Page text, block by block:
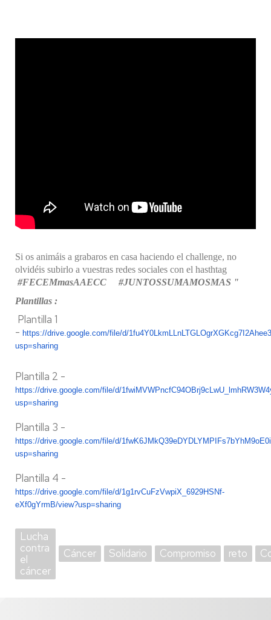
Si os animáis a grabaros en casa haciendo el challenge, no
olvidéis subirlo a vuestras redes sociales con el hasthtag
#FECEMmasAAECC #JUNTOSSUMAMOSMAS "
Plantillas :
Plantilla 1
- https://drive.google.com/file/d/
usp=sharing
Plantilla 2 -
https://drive.google.com/file/d/
usp=sharing
Plantilla 3 -
https://drive.google.com/file/d/
usp=sharing
Plantilla 4 -
https://drive.google.com/file/d/1g1rvCuFzVwpiX_6929HSNf-
eXf0gYrmB/view?usp=sharing
Lucha
contra
el
cáncer
Cáncer Solidario Compromiso reto